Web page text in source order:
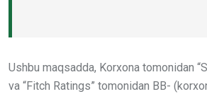
Ushbu maqsadda, Korxona tomonidan
va “Fitch Ratings” tomonidan BB-